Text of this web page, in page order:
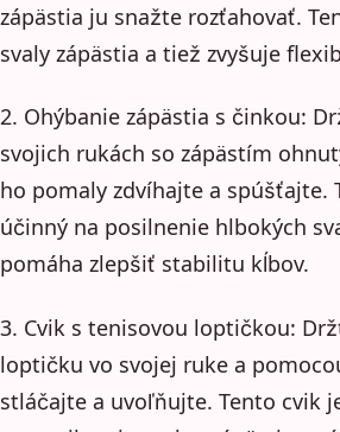
zápästia ju snažte rozťahovať.
svaly zápästia a tiež zvyšuje
2. Ohýbanie zápästia s činkou:
svojich rukách so zápästím
ho pomaly zdvíhajte a spúšťajte.
účinný na posilnenie hlbokých
pomáha zlepšiť stabilitu kĺbov.
3. Cvik s tenisovou loptičkou:
loptičku vo svojej ruke a
stláčajte a uvoľňujte. Tento cvik